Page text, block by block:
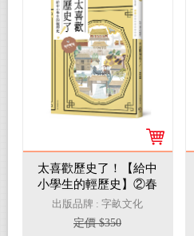
太喜歡歷史了！【給中
小學生的輕歷史】②春
秋戰國
出版品牌 : 字畝文化
定價 $350